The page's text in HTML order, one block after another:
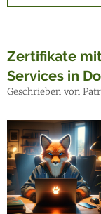
Zertifikate
Services in
Geschrieben von